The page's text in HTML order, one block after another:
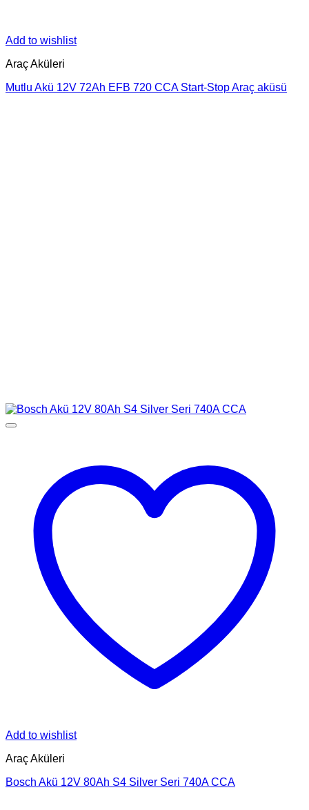
Add to wishlist
Araç Aküleri
Mutlu Akü 12V 72Ah EFB 720 CCA Start-Stop Araç aküsü
Add to wishlist
Araç Aküleri
Bosch Akü 12V 80Ah S4 Silver Seri 740A CCA